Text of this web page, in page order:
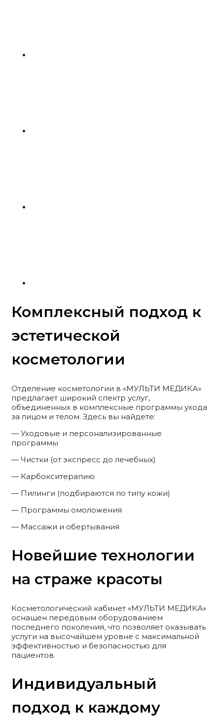
Комплексный подход к
эстетической
косметологии
Отделение косметологии в «МУЛЬТИ МЕДИКА»
предлагает широкий спектр услуг,
объединенных в комплексные программы ухода
за лицом и телом. Здесь вы найдете:
— Уходовые и персонализированные
программы
— Чистки (от экспресс до лечебных)
— Карбокситерапию
— Пилинги (подбираются по типу кожи)
— Программы омоложения
— Массажи и обертывания
Новейшие технологии
на страже красоты
Косметологический кабинет «МУЛЬТИ МЕДИКА»
оснащен передовым оборудованием
последнего поколения, что позволяет оказывать
услуги на высочайшем уровне с максимальной
эффективностью и безопасностью для
пациентов.
Индивидуальный
подход к каждому